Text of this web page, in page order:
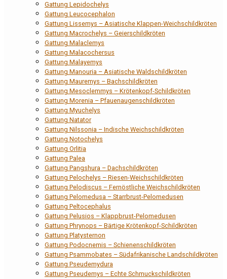
Gattung Lepidochelys
Gattung Leucocephalon
Gattung Lissemys – Asiatische Klappen-Weichschildkröten
Gattung Macrochelys – Geierschildkröten
Gattung Malaclemys
Gattung Malacochersus
Gattung Malayemys
Gattung Manouria – Asiatische Waldschildkröten
Gattung Mauremys – Bachschildkröten
Gattung Mesoclemmys – Krötenkopf-Schildkröten
Gattung Morenia – Pfauenaugenschildkröten
Gattung Myuchelys
Gattung Natator
Gattung Nilssonia – Indische Weichschildkröten
Gattung Notochelys
Gattung Orlitia
Gattung Palea
Gattung Pangshura – Dachschildkröten
Gattung Pelochelys – Riesen-Weichschildkröten
Gattung Pelodiscus – Fernöstliche Weichschildkröten
Gattung Pelomedusa – Starrbrust-Pelomedusen
Gattung Peltocephalus
Gattung Pelusios – Klappbrust-Pelomedusen
Gattung Phrynops – Bärtige Krötenkopf-Schildkröten
Gattung Platysternon
Gattung Podocnemis – Schienenschildkröten
Gattung Psammobates – Südafrikanische Landschildkröten
Gattung Pseudemydura
Gattung Pseudemys – Echte Schmuckschildkröten